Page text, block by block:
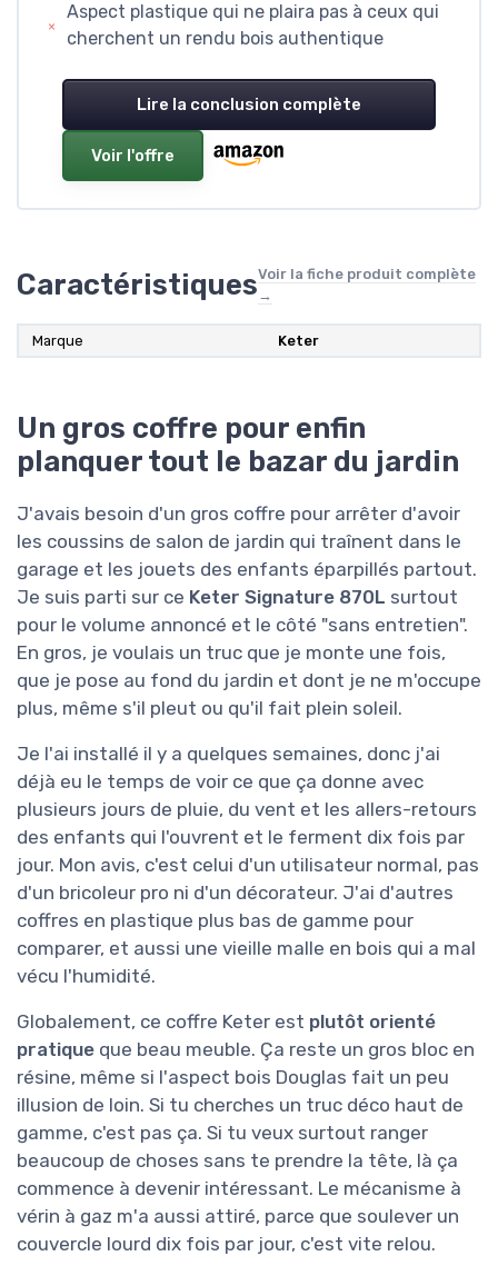
Aspect plastique qui ne plaira pas à ceux qui
cherchent un rendu bois authentique
Lire la conclusion complète
Voir l'offre
CaractéristiquesVoir la fiche produit complète
→
Marque Keter
Un gros coffre pour enfin
planquer tout le bazar du jardin
J'avais besoin d'un gros coffre pour arrêter d'avoir
les coussins de salon de jardin qui traînent dans le
garage et les jouets des enfants éparpillés partout.
Je suis parti sur ce Keter Signature 870L surtout
pour le volume annoncé et le côté "sans entretien".
En gros, je voulais un truc que je monte une fois,
que je pose au fond du jardin et dont je ne m'occupe
plus, même s'il pleut ou qu'il fait plein soleil.
Je l'ai installé il y a quelques semaines, donc j'ai
déjà eu le temps de voir ce que ça donne avec
plusieurs jours de pluie, du vent et les allers-retours
des enfants qui l'ouvrent et le ferment dix fois par
jour. Mon avis, c'est celui d'un utilisateur normal, pas
d'un bricoleur pro ni d'un décorateur. J'ai d'autres
coffres en plastique plus bas de gamme pour
comparer, et aussi une vieille malle en bois qui a mal
vécu l'humidité.
Globalement, ce coffre Keter est plutôt orienté
pratique que beau meuble. Ça reste un gros bloc en
résine, même si l'aspect bois Douglas fait un peu
illusion de loin. Si tu cherches un truc déco haut de
gamme, c'est pas ça. Si tu veux surtout ranger
beaucoup de choses sans te prendre la tête, là ça
commence à devenir intéressant. Le mécanisme à
vérin à gaz m'a aussi attiré, parce que soulever un
couvercle lourd dix fois par jour, c'est vite relou.